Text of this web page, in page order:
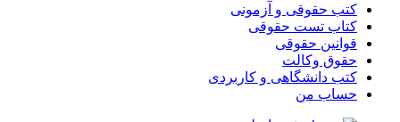
کتب حقوقی و آزمونی
کتاب تست حقوقی
قوانین حقوقی
حقوق وکالت
کتب دانشگاهی و کاربردی
حساب من